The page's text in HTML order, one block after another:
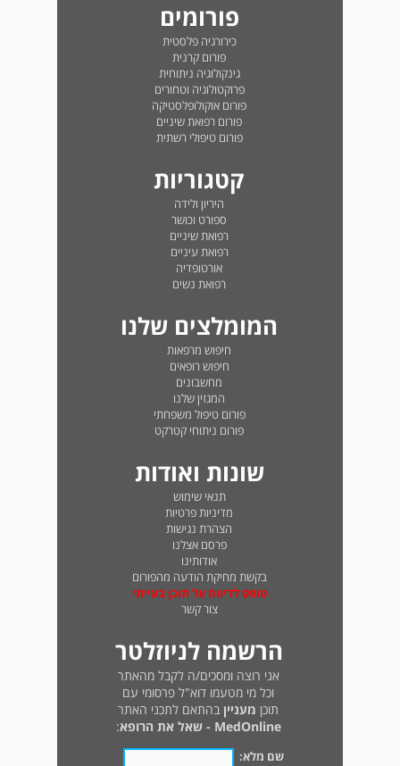
פורומים
כירורגיה פלסטית
פורום קרנית
גינקולוגיה ניתוחית
פרוקטולוגיה וטחורים
פורום אוקולופלסטיקה
פורום רפואת שיניים
פורום טיפולי רשתית
קטגוריות
היריון ולידה
ספורט וכושר
רפואת שיניים
רפואת עיניים
אורטופדיה
רפואת נשים
המומלצים שלנו
חיפוש מרפאות
חיפוש רופאים
מחשבונים
המגזין שלנו
פורום טיפול משפחתי
פורום ניתוחי קטרקט
שונות ואודות
תנאי שימוש
מדיניות פרטיות
הצהרת נגישות
פרסם אצלנו
אודותינו
בקשת מחיקת הודעה מהפורום
טופס לדיווח על תוכן בעייתי
צור קשר
הרשמה לניוזלטר
אני רוצה ומסכים/ה לקבל מהאתר
וכל מי מטעמו דוא"ל פרסומי עם
תוכן מעניין בהתאם לתכני האתר
MedOnline - שאל את הרופא
:
שם מלא: